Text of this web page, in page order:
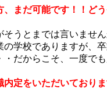
まだ可能です！！ど
うとまでは言いませ
学校でありますが、
だからこそ、一度で
定をいただいており